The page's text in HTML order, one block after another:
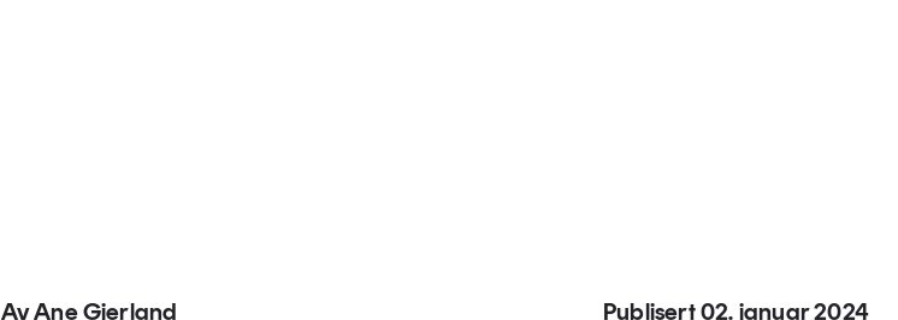
Av Ane Gjerland Publisert 02. januar 2024